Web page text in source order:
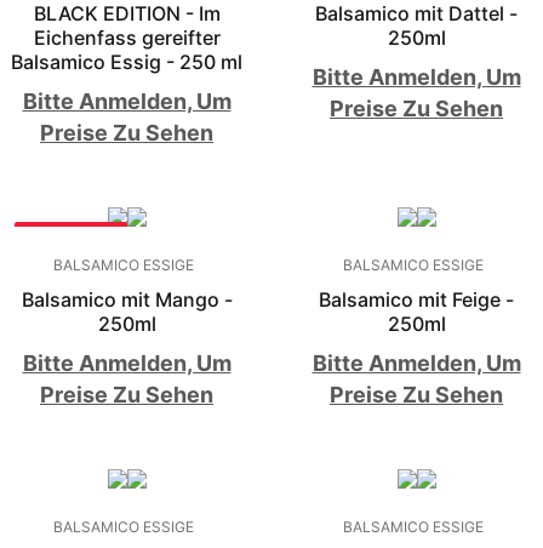
BLACK EDITION - Im
Eichenfass gereifter
Balsamico Essig - 250 ml
Bitte Anmelden, Um
Preise Zu Sehen
Balsamico mit Dattel -
250ml
Bitte Anmelden, Um
Preise Zu Sehen
BALSAMICO ESSIGE
Balsamico mit Mango -
250ml
Bitte Anmelden, Um
Preise Zu Sehen
BALSAMICO ESSIGE
Balsamico mit Feige -
250ml
Bitte Anmelden, Um
Preise Zu Sehen
BALSAMICO ESSIGE BALSAMICO ESSIGE